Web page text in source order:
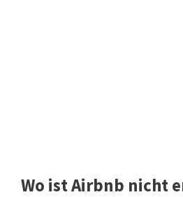
Wo ist Airbnb nicht